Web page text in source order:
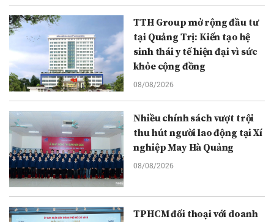
TTH Group mở rộng đầu tư
tại Quảng Trị: Kiến tạo hệ
sinh thái y tế hiện đại vì sức
khỏe cộng đồng
08/08/2026
Nhiều chính sách vượt trội
thu hút người lao động tại Xí
nghiệp May Hà Quảng
08/08/2026
TPHCM đối thoại với doanh